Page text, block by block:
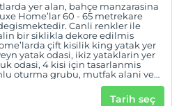
yer alan, bahçe manzarasina
Home’lar 60 - 65 metrekare
Canli renkler ile
bir siklikla dekore edilmis
çift kisilik king yatak yer
yatak odasi, ikiz yataklarin yer
odasi, 4 kisi için tasarlanmis
oturma grubu, mutfak alani ve
yer aldigi salon ve duslu
özel bahçe alani bulunmaktadir.
Tarih seç